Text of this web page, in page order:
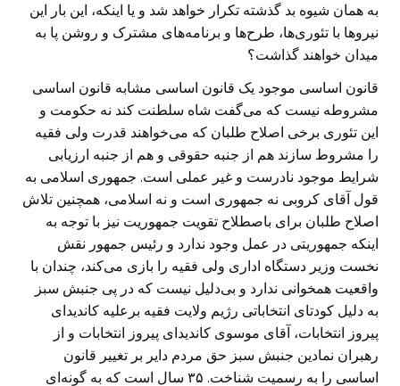
به‌‌ همان شیوه بد گذشته تکرار خواهد شد و یا اینکه، این بار این
نیرو‌ها با تئوری‌ها، طرح‌ها و برنامه‌های مشترک و روشن پا به
میدان خواهند گذاشت؟
قانون اساسی موجود یک قانون اساسی مشابه قانون اساسی
مشروطه نیست که می‌گفت شاه سلطنت کند نه حکومت و
این تئوری برخی اصلاح طلبان که می‌خواهند قدرت ولی فقیه
را مشروط سازند هم از جنبه حقوقی و هم از جنبه ارزیابی
شرایط موجود نادرست و غیر عملی است. جمهوری اسلامی به
قول آقای کروبی نه جمهوری است و نه اسلامی، همچنین تلاش
اصلاح طلبان برای باصطلاح تقویت جمهوریت نیز با توجه به
اینکه جمهوریتی در عمل وجود ندارد و رئیس جمهور نقش
نخست وزیر دستگاه اداری ولی فقیه را بازی می‌کند، چندان با
واقعیت همخوانی ندارد و بی‌دلیل نیست که در پی جنبش سبز
به دلیل کودتای انتخاباتی رژیم ولایت فقیه برعلیه کاندیدای
پیروز انتخابات، آقای موسوی کاندیدای پیروز انتخابات و از
رهبران نمادین جنبش سبز حق مردم دایر بر تغییر قانون
اساسی را به رسمیت شناخت. ۳۵ سال است که به گونه‌ای